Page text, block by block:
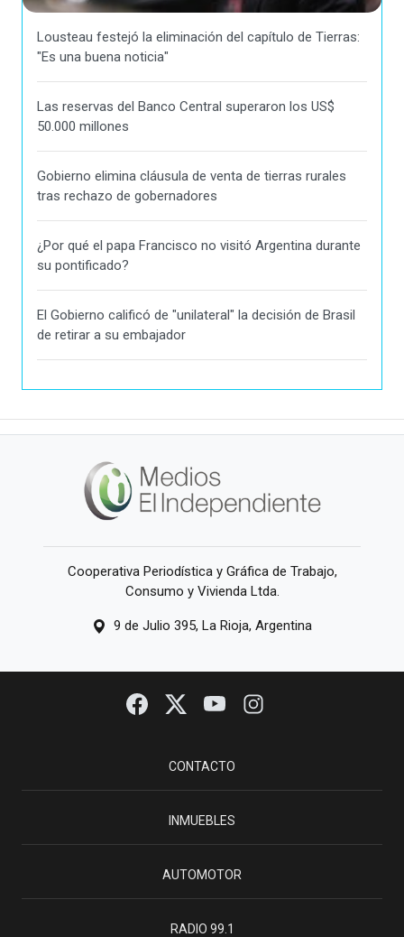
Lousteau festejó la eliminación del capítulo de Tierras:
"Es una buena noticia"
Las reservas del Banco Central superaron los US$
50.000 millones
Gobierno elimina cláusula de venta de tierras rurales
tras rechazo de gobernadores
¿Por qué el papa Francisco no visitó Argentina durante
su pontificado?
El Gobierno calificó de "unilateral" la decisión de Brasil
de retirar a su embajador
Cooperativa Periodística y Gráfica de Trabajo,
Consumo y Vivienda Ltda.
9 de Julio 395, La Rioja, Argentina
CONTACTO
INMUEBLES
AUTOMOTOR
RADIO 99.1